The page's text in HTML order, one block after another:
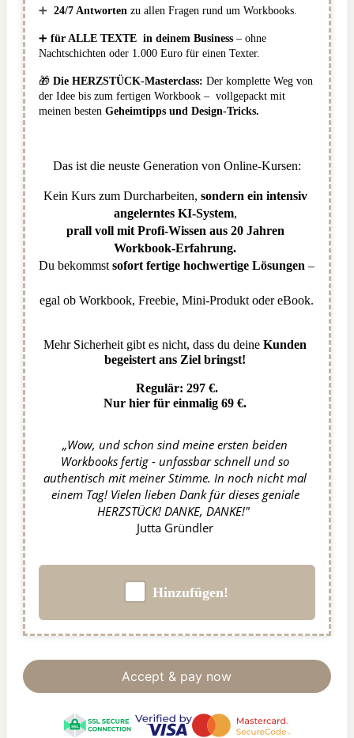
➕ 24/7 Antworten zu allen Fragen rund um Workbooks.
➕ für ALLE TEXTE  in deinem Business – ohne
Nachtschichten oder 1.000 Euro für einen Texter.
🎁 Die HERZSTÜCK-Masterclass: Der komplette Weg von
der Idee bis zum fertigen Workbook –  vollgepackt mit
meinen besten Geheimtipps und Design-Tricks.
Das ist die neuste Generation von Online-Kursen:
Kein Kurs zum Durcharbeiten, sondern ein intensiv
angelerntes KI-System,
prall voll mit Profi-Wissen aus 20 Jahren
Workbook-Erfahrung.
Du bekommst sofort fertige hochwertige Lösungen –
egal ob Workbook, Freebie, Mini-Produkt oder eBook.
Mehr Sicherheit gibt es nicht, dass du deine Kunden
begeistert ans Ziel bringst!
Regulär: 297 €.
Nur hier für einmalig 69 €.
„Wow, und schon sind meine ersten beiden
Workbooks fertig - unfassbar schnell und so
authentisch mit meiner Stimme. In noch nicht mal
einem Tag! Vielen lieben Dank für dieses geniale
HERZSTÜCK! DANKE, DANKE!"
Jutta Gründler
Hinzufügen!
Accept & pay now